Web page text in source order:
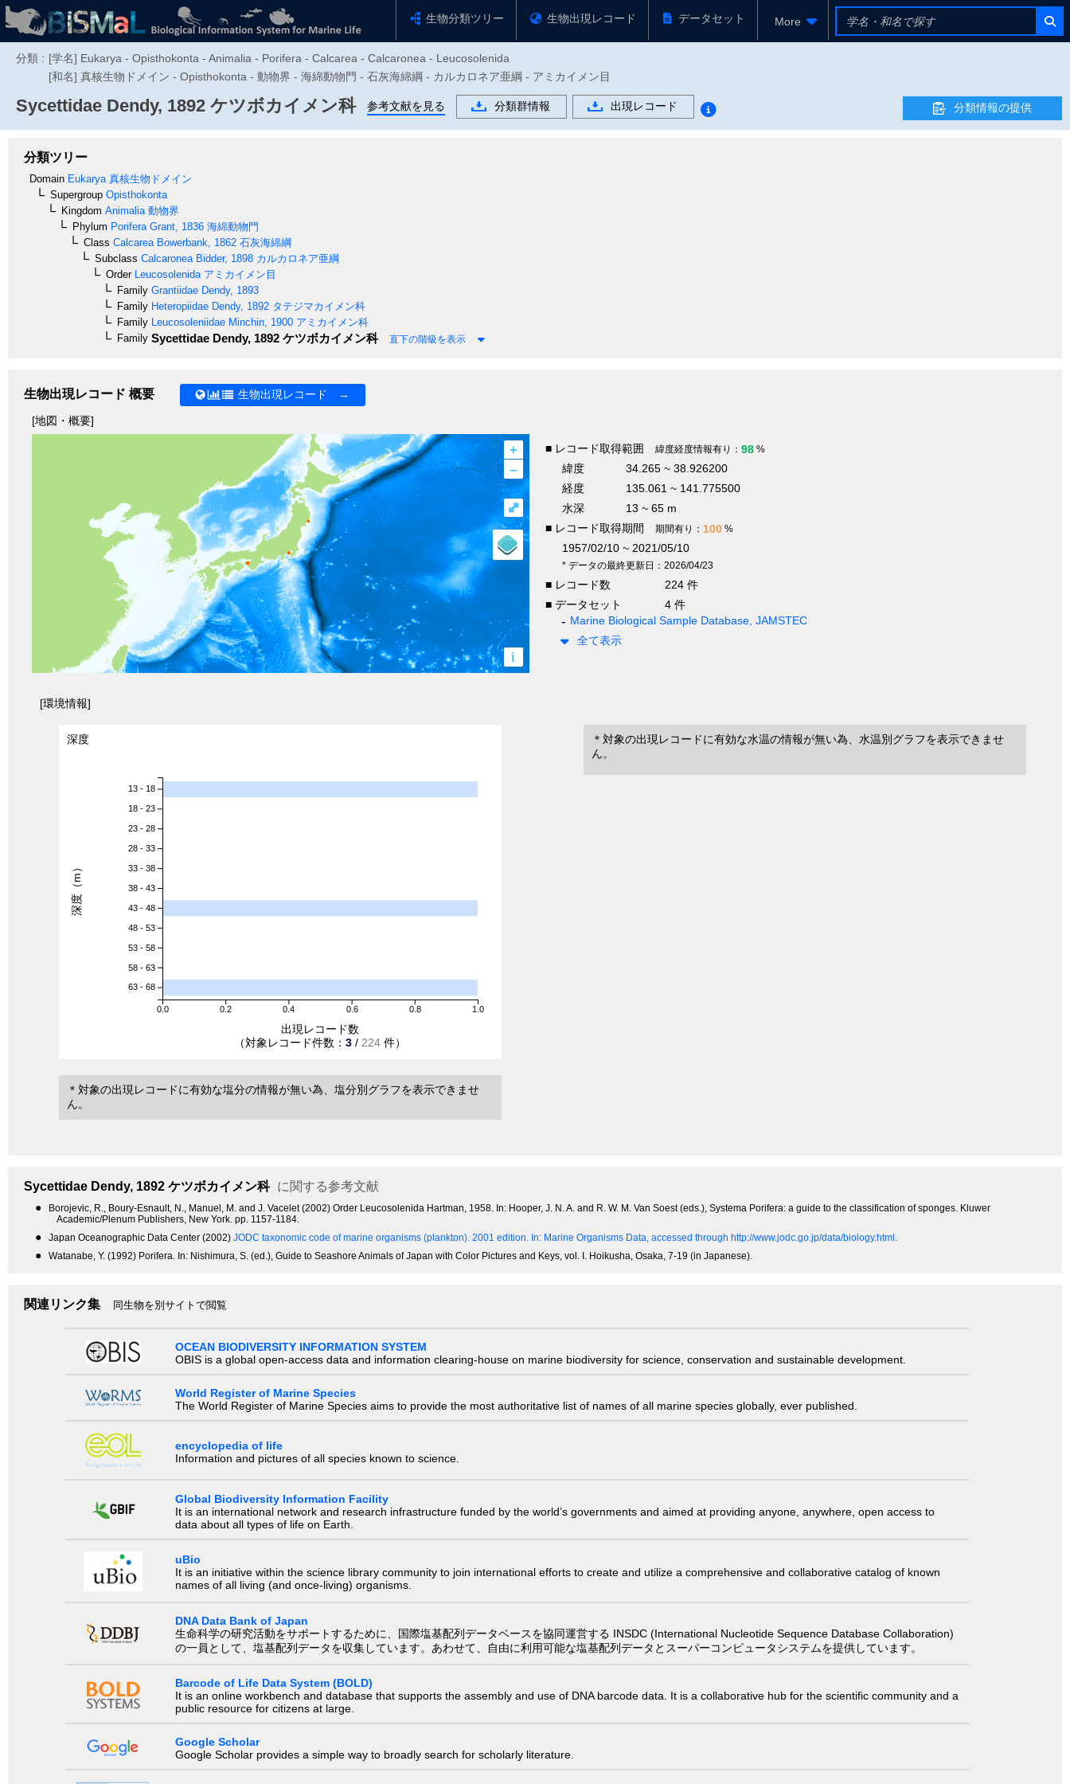
生物分類ツリー 生物出現レコード データセット More
分類 : [学名] Eukarya - Opisthokonta - Animalia - Porifera - Calcarea - Calcaronea - Leucosolenida
[和名] 真核生物ドメイン - Opisthokonta - 動物界 - 海綿動物門 - 石灰海綿綱 - カルカロネア亜綱 - アミカイメン目
Sycettidae Dendy, 1892 ケツボカイメン科 参考文献を見る 分類群情報 出現レコード 分類情報の提供
分類ツリー
Domain Eukarya 真核生物ドメイン
Supergroup Opisthokonta
Kingdom Animalia 動物界
Phylum Porifera Grant, 1836 海綿動物門
Class Calcarea Bowerbank, 1862 石灰海綿綱
Subclass Calcaronea Bidder, 1898 カルカロネア亜綱
OrderLeucosolenida アミカイメン目
Family Grantiidae Dendy, 1893
Family Heteropiidae Dendy, 1892 タテジマカイメン科
Family Leucosoleniidae Minchin, 1900 アミカイメン科
Family Sycettidae Dendy, 1892 ケツボカイメン科 直下の階級を表示
生物出現レコード 概要 生物出現レコード →
[地図・概要]
+
–
i
⤢
■ レコード取得範囲 緯度経度情報有り： 98 %
緯度
34.265 ~ 38.926200
経度
135.061 ~ 141.775500
水深
13 ~ 65 m
■ レコード取得期間
期間有り： 100 %
1957/02/10 ~ 2021/05/10
* データの最終更新日：2026/04/23
■ レコード数
224 件
■ データセット
4 件
Marine Biological Sample Database, JAMSTEC
全て表示
[環境情報]
深度
0.0 0.2 0.4 0.6 0.8 1.0
13 - 18
18 - 23
23 - 28
28 - 33
33 - 38
38 - 43
43 - 48
48 - 53
53 - 58
58 - 63
63 - 68
出現レコード数
（対象レコード件数： 3 / 224 件）
深度（m）
＊対象の出現レコードに有効な水温の情報が無い為、水温別グラフを表示できませ
ん。
＊対象の出現レコードに有効な塩分の情報が無い為、塩分別グラフを表示できませ
ん。
Sycettidae Dendy, 1892 ケツボカイメン科 に関する参考文献
●
Borojevic, R., Boury-Esnault, N., Manuel, M. and J. Vacelet (2002) Order Leucosolenida Hartman, 1958. In: Hooper, J. N. A. and R. W. M. Van Soest (eds.), Systema Porifera: a guide to the classification of sponges. Kluwer
Academic/Plenum Publishers, New York. pp. 1157-1184.
● Japan Oceanographic Data Center (2002) JODC taxonomic code of marine organisms (plankton). 2001 edition. In: Marine Organisms Data, accessed through http://www.jodc.go.jp/data/biology.html.
● Watanabe, Y. (1992) Porifera. In: Nishimura, S. (ed.), Guide to Seashore Animals of Japan with Color Pictures and Keys, vol. I. Hoikusha, Osaka, 7-19 (in Japanese).
関連リンク集 同生物を別サイトで閲覧
OCEAN BIODIVERSITY INFORMATION SYSTEM
OBIS is a global open-access data and information clearing-house on marine biodiversity for science, conservation and sustainable development.
World Register of Marine Species
The World Register of Marine Species aims to provide the most authoritative list of names of all marine species globally, ever published.
encyclopedia of life
Information and pictures of all species known to science.
Global Biodiversity Information Facility
It is an international network and research infrastructure funded by the world’s governments and aimed at providing anyone, anywhere, open access to
data about all types of life on Earth.
uBio
It is an initiative within the science library community to join international efforts to create and utilize a comprehensive and collaborative catalog of known
names of all living (and once-living) organisms.
DNA Data Bank of Japan
生命科学の研究活動をサポートするために、国際塩基配列データベースを協同運営する INSDC (International Nucleotide Sequence Database Collaboration)
の一員として、塩基配列データを収集しています。あわせて、自由に利用可能な塩基配列データとスーパーコンピュータシステムを提供しています。
Barcode of Life Data System (BOLD)
It is an online workbench and database that supports the assembly and use of DNA barcode data. It is a collaborative hub for the scientific community and a
public resource for citizens at large.
Google Scholar
Google Scholar provides a simple way to broadly search for scholarly literature.